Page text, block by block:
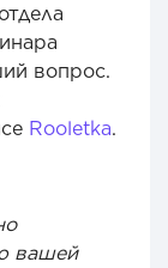
вопрос.
Rooletka.
вашей